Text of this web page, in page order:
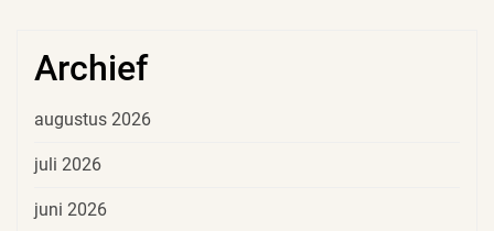
Archief
augustus 2026
juli 2026
juni 2026